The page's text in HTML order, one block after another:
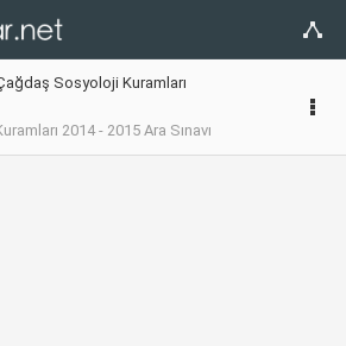
Sosyoloji Kuramları
2014 - 2015 Ara Sınavı